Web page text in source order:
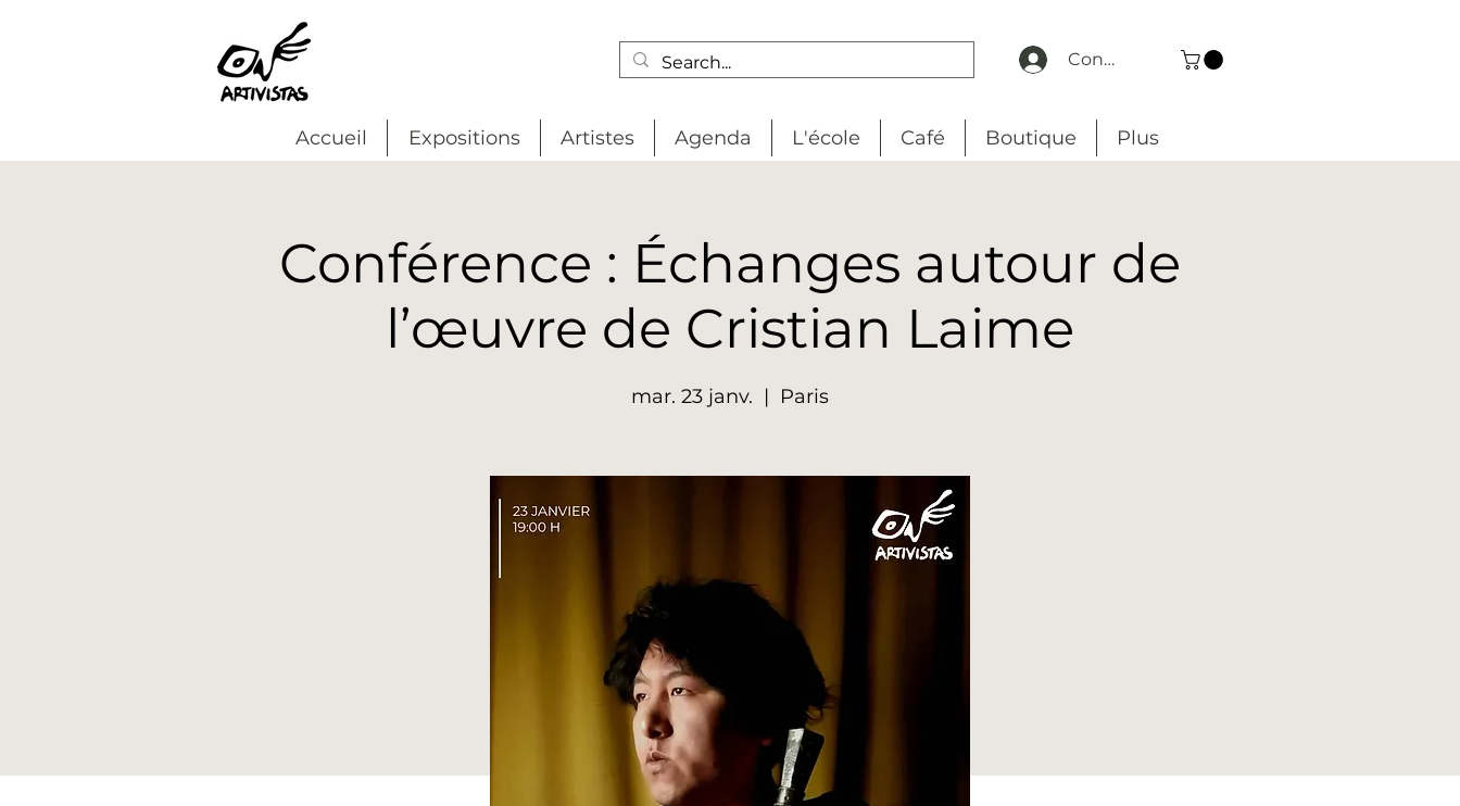
Connexion
Accueil Expositions Artistes Agenda L'école Café Boutique Plus
Conférence : Échanges autour de
l’œuvre de Cristian Laime
mar. 23 janv.
  |
Paris